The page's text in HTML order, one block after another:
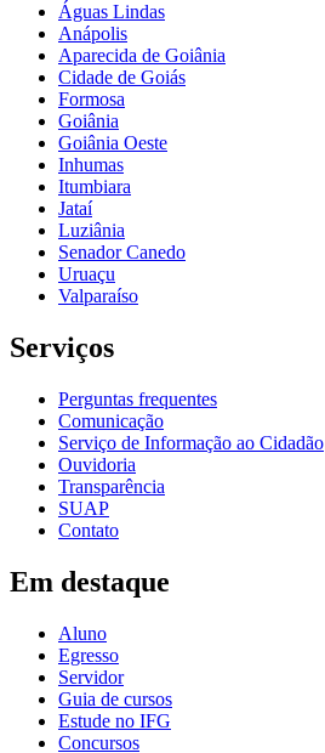
Águas Lindas
Anápolis
Aparecida de Goiânia
Cidade de Goiás
Formosa
Goiânia
Goiânia Oeste
Inhumas
Itumbiara
Jataí
Luziânia
Senador Canedo
Uruaçu
Valparaíso
Serviços
Perguntas frequentes
Comunicação
Serviço de Informação ao Cidadão
Ouvidoria
Transparência
SUAP
Contato
Em destaque
Aluno
Egresso
Servidor
Guia de cursos
Estude no IFG
Concursos